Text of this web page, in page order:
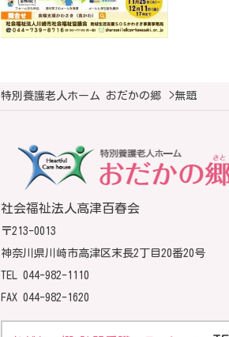
特別養護老人ホーム おだかの郷 >無題
社会福祉法人高津百春会
〒213-0013
神奈川県川崎市高津区末長2丁目20番20号
TEL 044-982-1110
FAX 044-982-1620